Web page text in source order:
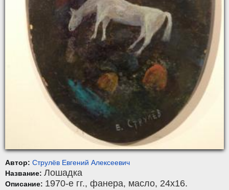
Автор: Струлёв Евгений Алексеевич
Название: Лошадка
Описание: 1970-е гг., фанера, масло, 24x16.